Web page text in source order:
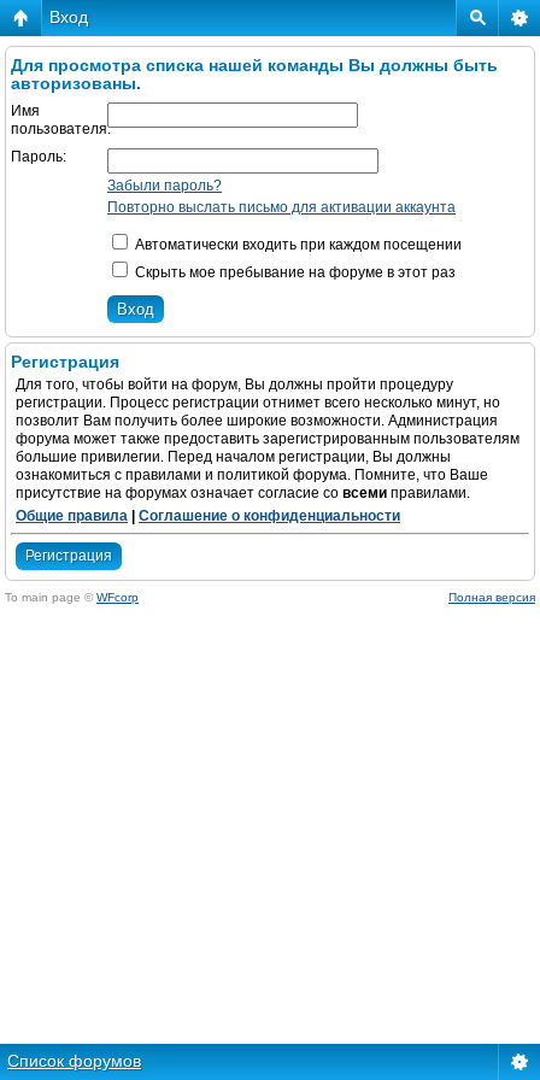
Вход
Для просмотра списка нашей команды Вы должны быть
авторизованы.
Имя
пользователя:
Пароль:
Забыли пароль?
Повторно выслать письмо для активации аккаунта
Автоматически входить при каждом посещении
Скрыть мое пребывание на форуме в этот раз
Регистрация
Для того, чтобы войти на форум, Вы должны пройти процедуру
регистрации. Процесс регистрации отнимет всего несколько минут, но
позволит Вам получить более широкие возможности. Администрация
форума может также предоставить зарегистрированным пользователям
большие привилегии. Перед началом регистрации, Вы должны
ознакомиться с правилами и политикой форума. Помните, что Ваше
присутствие на форумах означает согласие со всеми правилами.
Общие правила
Соглашение о конфиденциальности
Регистрация
To main page © WFcorp Полная версия
Список форумов